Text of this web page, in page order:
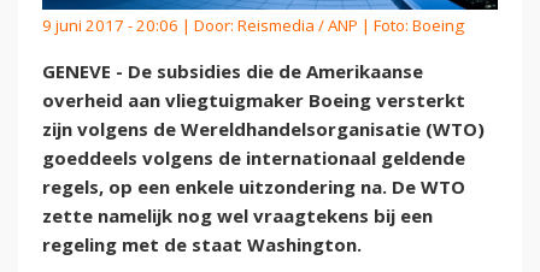
9 juni 2017 - 20:06 | Door: Reismedia / ANP | Foto: Boeing
GENEVE - De subsidies die de Amerikaanse
overheid aan vliegtuigmaker Boeing versterkt
zijn volgens de Wereldhandelsorganisatie (WTO)
goeddeels volgens de internationaal geldende
regels, op een enkele uitzondering na. De WTO
zette namelijk nog wel vraagtekens bij een
regeling met de staat Washington.